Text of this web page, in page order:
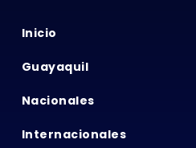
Inicio
Guayaquil
Nacionales
Internacionales